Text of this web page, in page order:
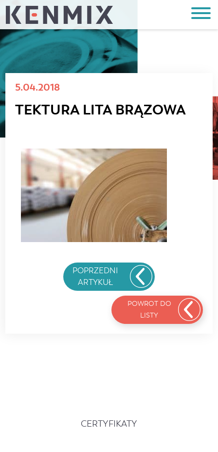
5.04.2018
TEKTURA LITA BRĄZOWA
POPRZEDNI
ARTYKUŁ
POWROT DO
LISTY
CERTYFIKATY